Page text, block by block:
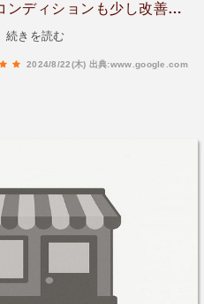
ンディションも少し改善願
すが…ご飯も美味しく良心
続きを読む
2024/8/22(木) 出典:www.google.com